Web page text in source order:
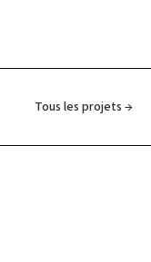
Tous les projets →